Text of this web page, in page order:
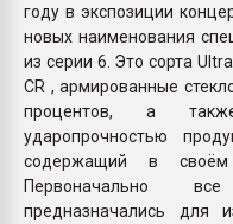
году в экспозиции
новых наименования
из серии 6. Это сорта
CR , армированные
процентов, а
ударопрочностью
содержащий в своём
Первоначально
предназначались для